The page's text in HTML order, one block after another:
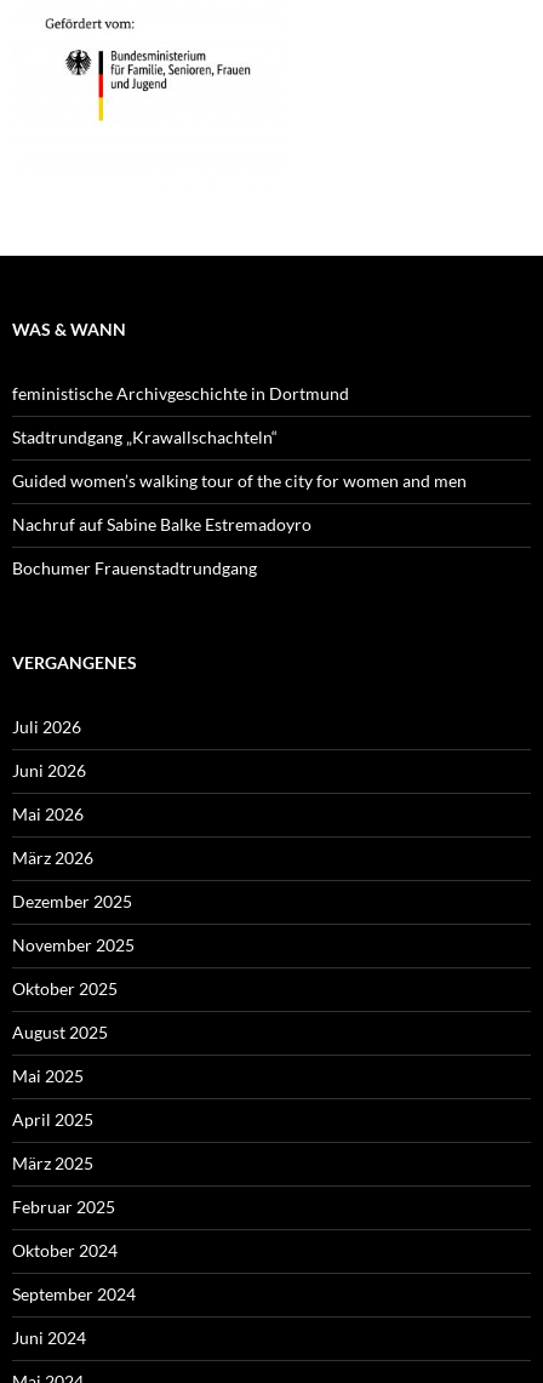
WAS & WANN
feministische Archivgeschichte in Dortmund
Stadtrundgang „Krawallschachteln“
Guided women’s walking tour of the city for women and men
Nachruf auf Sabine Balke Estremadoyro
Bochumer Frauenstadtrundgang
VERGANGENES
Juli 2026
Juni 2026
Mai 2026
März 2026
Dezember 2025
November 2025
Oktober 2025
August 2025
Mai 2025
April 2025
März 2025
Februar 2025
Oktober 2024
September 2024
Juni 2024